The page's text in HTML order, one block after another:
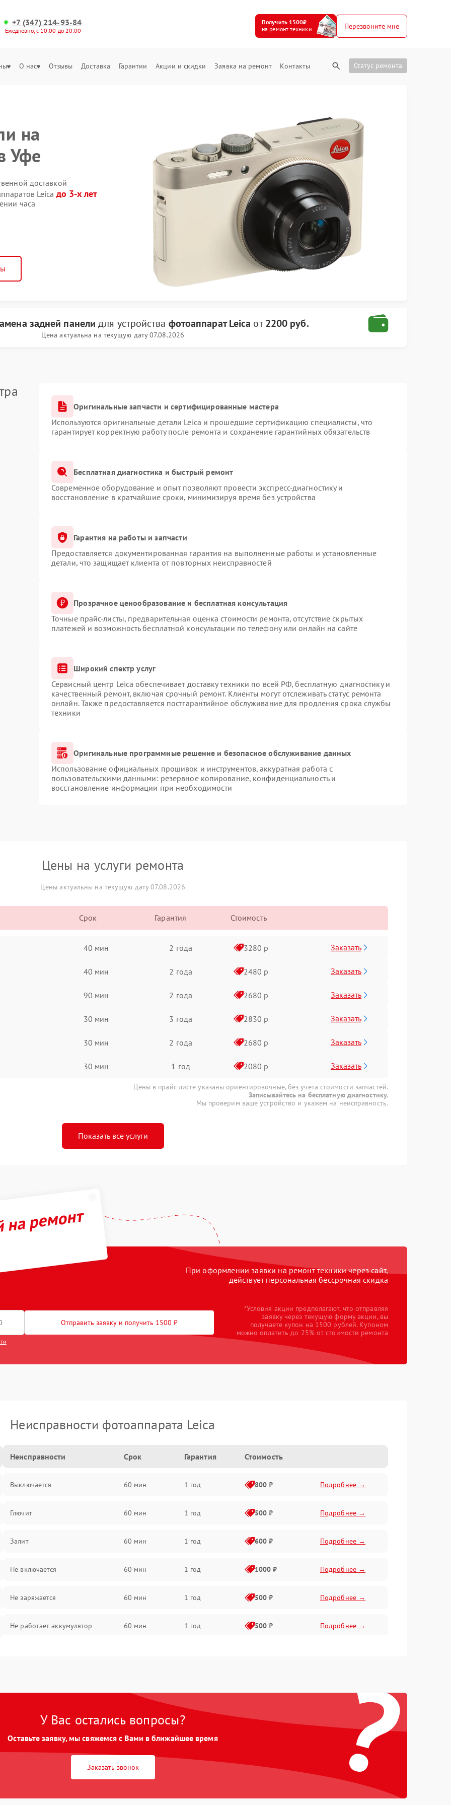
+7 (347) 214-93-84
Ежедневно, с 10:00 до 20:00
Получить 1500₽
на ремонт техники
Перезвоните мне
О нас Отзывы Доставка Гарантии Акции и скидки Заявка на ремонт Контакты Статус ремонта
на
Уфе
доставкой
Leica до 3-х лет
часа
задней панели для устройства фотоаппарат Leica от2200 руб.
Цена актуальна на текущую дату 07.08.2026
Оригинальные запчасти и сертифицированные мастера
Используются оригинальные детали Leica и прошедшие сертификацию специалисты, что
гарантирует корректную работу после ремонта и сохранение гарантийных обязательств
Бесплатная диагностика и быстрый ремонт
Современное оборудование и опыт позволяют провести экспресс-диагностику и
восстановление в кратчайшие сроки, минимизируя время без устройства
Гарантия на работы и запчасти
Предоставляется документированная гарантия на выполненные работы и установленные
детали, что защищает клиента от повторных неисправностей
Прозрачное ценообразование и бесплатная консультация
Точные прайс-листы, предварительная оценка стоимости ремонта, отсутствие скрытых
платежей и возможность бесплатной консультации по телефону или онлайн на сайте
Широкий спектр услуг
Сервисный центр Leica обеспечивает доставку техники по всей РФ, бесплатную диагностику и
качественный ремонт, включая срочный ремонт. Клиенты могут отслеживать статус ремонта
онлайн. Также предоставляется постгарантийное обслуживание для продления срока службы
техники
Оригинальные программные решение и безопасное обслуживание данных
Использование официальных прошивок и инструментов, аккуратная работа с
пользовательскими данными: резервное копирование, конфиденциальность и
восстановление информации при необходимости
Цены на услуги ремонта
Цены актуальны на текущую дату 07.08.2026
Срок Гарантия Стоимость
40 мин 2 года 3280 р Заказать
40 мин 2 года 2480 р Заказать
90 мин 2 года 2680 р Заказать
30 мин 3 года 2830 р Заказать
30 мин 2 года 2680 р Заказать
30 мин 1 год 2080 р Заказать
Цены в прайс-листе указаны ориентировочные, без учета стоимости запчастей.
Записывайтесь на бесплатную диагностику.
Мы проверим ваше устройство и укажем на неисправность.
Показать все услуги
ремонт
При оформлении заявки на ремонт техники через сайт,
действует персональная бессрочная скидка
Отправить заявку и получить 1500 ₽
*Условия акции предполагают, что отправляя
заявку через текущую форму акции, вы
получаете купон на 1500 рублей. Купоном
можно оплатить до 25% от стоимости ремонта
Неисправности фотоаппарата Leica
Неисправности Срок Гарантия Стоимость
Выключается 60 мин 1 год 800 ₽ Подробнее →
Глючит 60 мин 1 год 500 ₽ Подробнее →
Залит 60 мин 1 год 600 ₽ Подробнее →
Не включается 60 мин 1 год 1000 ₽ Подробнее →
Не заряжается 60 мин 1 год 500 ₽ Подробнее →
Не работает аккумулятор 60 мин 1 год 500 ₽ Подробнее →
?
У Вас остались вопросы?
Оставьте заявку, мы свяжемся с Вами в ближайшее время
Заказать звонок